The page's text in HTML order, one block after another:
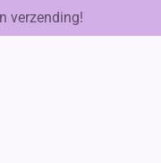
verzending!